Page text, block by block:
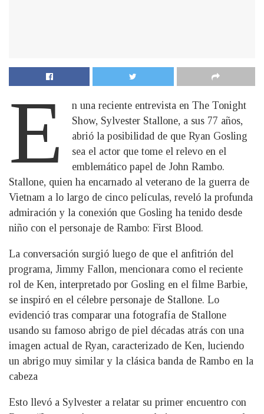
E
n una reciente entrevista en The Tonight
Show, Sylvester Stallone, a sus 77 años,
abrió la posibilidad de que Ryan Gosling
sea el actor que tome el relevo en el
emblemático papel de John Rambo.
Stallone, quien ha encarnado al veterano de la guerra de
Vietnam a lo largo de cinco películas, reveló la profunda
admiración y la conexión que Gosling ha tenido desde
niño con el personaje de Rambo: First Blood.
La conversación surgió luego de que el anfitrión del
programa, Jimmy Fallon, mencionara como el reciente
rol de Ken, interpretado por Gosling en el filme Barbie,
se inspiró en el célebre personaje de Stallone. Lo
evidenció tras comparar una fotografía de Stallone
usando su famoso abrigo de piel décadas atrás con una
imagen actual de Ryan, caracterizado de Ken, luciendo
un abrigo muy similar y la clásica banda de Rambo en la
cabeza
Esto llevó a Sylvester a relatar su primer encuentro con